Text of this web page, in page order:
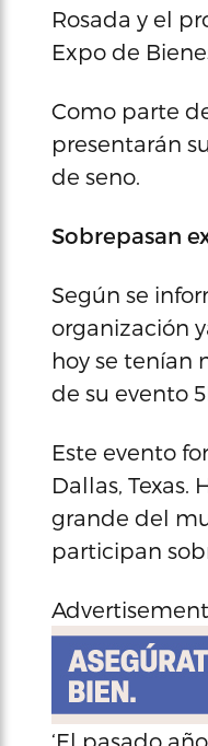
Rosada y el
Expo de
Como parte
presentarán
de seno.
Sobrepasan
Según se
organización
hoy se tenían
de su evento
Este evento
Dallas, Texas.
grande del
participan
‘El pasado